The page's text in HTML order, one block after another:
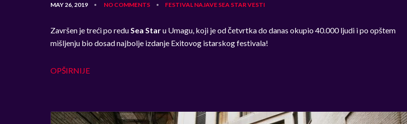
MAY 26, 2019 • NO COMMENTS • FESTIVAL NAJAVE SEA STAR VESTI
Završen je treći po redu Sea Staru Umagu, koji je od četvrtka do danas okupio 40.000 ljudi i po opštem
mišljenju bio dosad najbolje izdanje Exitovog istarskog festivala!
OPŠIRNIJE